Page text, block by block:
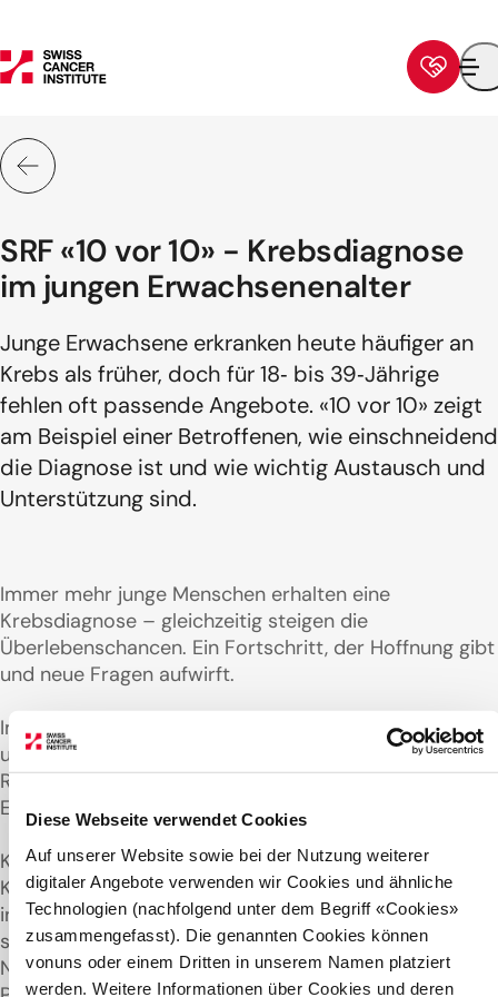
Diese Webseite verwendet Cookies
Auf unserer Website sowie bei der Nutzung weiterer
digitaler Angebote verwenden wir Cookies und ähnliche
Technologien (nachfolgend unter dem Begriff «Cookies»
zusammengefasst). Die genannten Cookies können
vonuns oder einem Dritten in unserem Namen platziert
werden. Weitere Informationen über Cookies und deren
Sprunglinks
SRF «10 vor 10» - Krebsdiagnose
im jungen Erwachsenenalter
Junge Erwachsene erkranken heute häufiger an
Krebs als früher, doch für 18‑ bis 39‑Jährige
fehlen oft passende Angebote. «10 vor 10» zeigt
am Beispiel einer Betroffenen, wie einschneidend
die Diagnose ist und wie wichtig Austausch und
Unterstützung sind.
Immer mehr junge Menschen erhalten eine
Krebsdiagnose – gleichzeitig steigen die
Überlebenschancen. Ein Fortschritt, der Hoffnung gibt
und neue Fragen aufwirft.
Im Beitrag von 10vor10 von
SRF - Schweizer Radio
und Fernsehen
spricht unser Vizepräsident Sacha
Rothschild über mögliche Gründe für diese
Entwicklung und den wachsenden Forschungsbedarf.
Klar ist: Wenn immer mehr Menschen nach einer
Krebstherapie leben, rückt die Lebensqualität stärker
in den Fokus. Es geht nicht mehr nur ums Überleben,
sondern um Therapieoptimierung – mit weniger
Nebenwirkungen und langfristig besseren